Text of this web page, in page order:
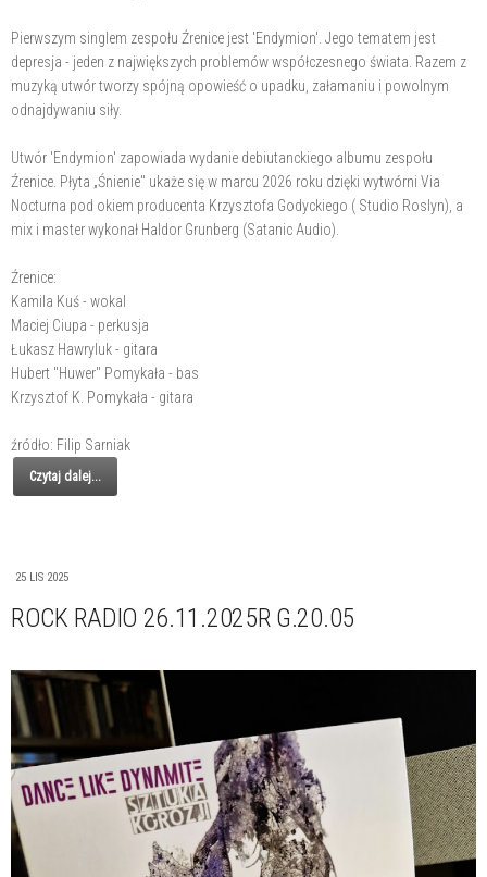
Pierwszym singlem zespołu Źrenice jest 'Endymion'. Jego tematem jest
depresja - jeden z największych problemów współczesnego świata. Razem z
muzyką utwór tworzy spójną opowieść o upadku, załamaniu i powolnym
odnajdywaniu siły.
Utwór 'Endymion' zapowiada wydanie debiutanckiego albumu zespołu
Źrenice. Płyta „Śnienie" ukaże się w marcu 2026 roku dzięki wytwórni Via
Nocturna pod okiem producenta Krzysztofa Godyckiego ( Studio Roslyn), a
mix i master wykonał Haldor Grunberg (Satanic Audio).
Źrenice:
Kamila Kuś - wokal
Maciej Ciupa - perkusja
Łukasz Hawryluk - gitara
Hubert "Huwer" Pomykała - bas
Krzysztof K. Pomykała - gitara
źródło: Filip Sarniak
Czytaj dalej...
25 LIS 2025
ROCK RADIO 26.11.2025R G.20.05